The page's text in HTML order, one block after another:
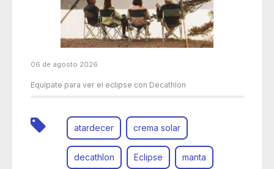
06 de agosto 2026
Equípate para ver el eclipse con Decathlon
atardecer crema solar
decathlon Eclipse manta